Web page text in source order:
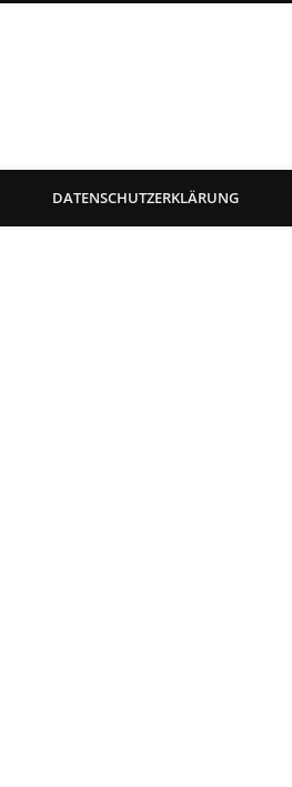
DATENSCHUTZERKLÄRUNG